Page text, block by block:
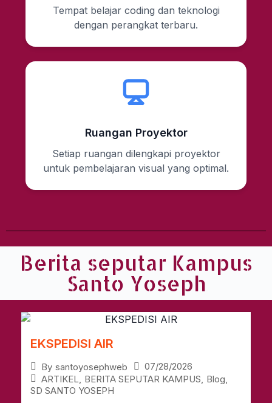
Tempat belajar coding dan teknologi
dengan perangkat terbaru.
Ruangan Proyektor
Setiap ruangan dilengkapi proyektor
untuk pembelajaran visual yang optimal.
Berita seputar Kampus
Santo Yoseph
EKSPEDISI AIR
By santoyosephweb
07/28/2026
ARTIKEL BERITA SEPUTAR KAMPUS Blog
SD SANTO YOSEPH